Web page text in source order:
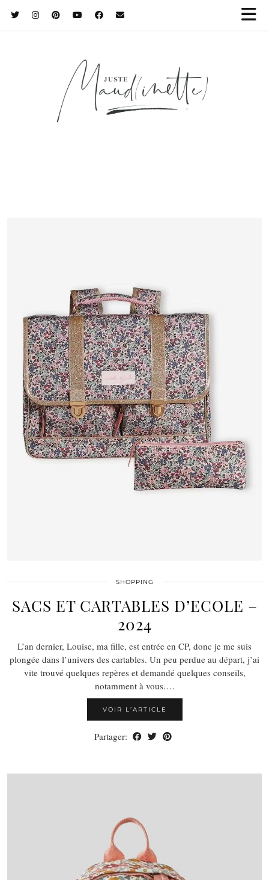
SHOPPING
SACS ET CARTABLES D’ECOLE –
2024
L’an dernier, Louise, ma fille, est entrée en CP, donc je me suis
plongée dans l’univers des cartables. Un peu perdue au départ, j’ai
vite trouvé quelques repères et demandé quelques conseils,
notamment à vous.…
VOIR L’ARTICLE
Partager: